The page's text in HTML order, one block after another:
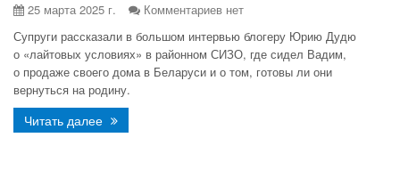
25 марта 2025 г.
Комментариев нет
Супруги рассказали в большом интервью блогеру Юрию Дудю
о «лайтовых условиях» в районном СИЗО, где сидел Вадим,
о продаже своего дома в Беларуси и о том, готовы ли они
вернуться на родину.
Читать далее